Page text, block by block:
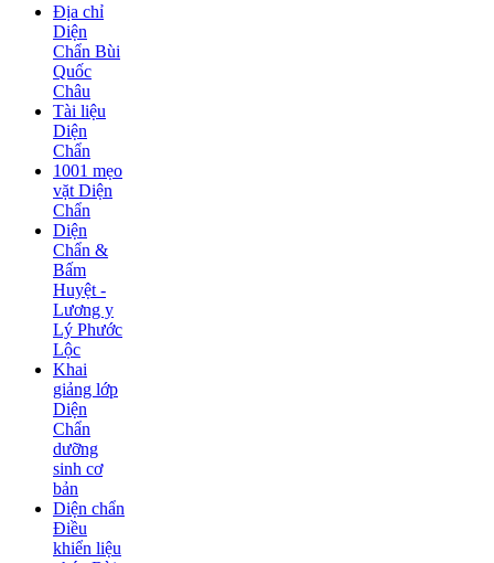
Địa chỉ
Diện
Chẩn Bùi
Quốc
Châu
Tài liệu
Diện
Chẩn
1001 mẹo
vặt Diện
Chẩn
Diện
Chẩn &
Bấm
Huyệt -
Lương y
Lý Phước
Lộc
Khai
giảng lớp
Diện
Chẩn
dưỡng
sinh cơ
bản
Diện chẩn
Điều
khiển liệu